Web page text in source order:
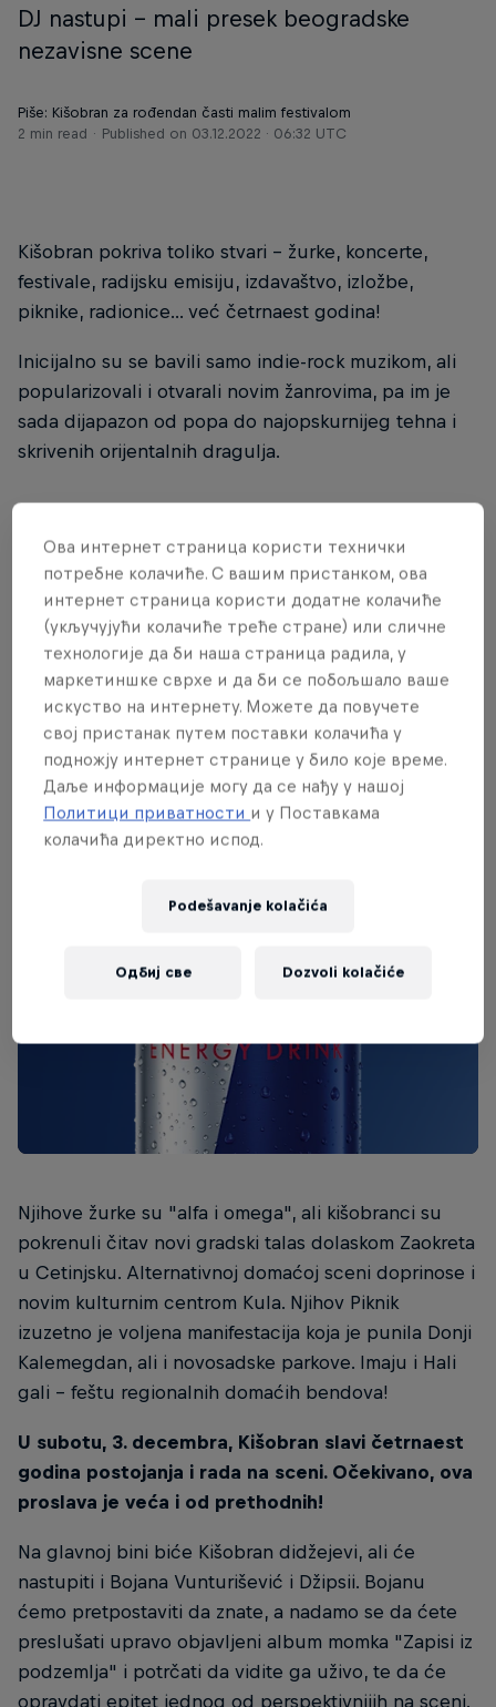
DJ nastupi - mali presek beogradske
nezavisne scene
Piše: Kišobran za rođendan časti malim festivalom
2 min read
Published on 03.12.2022 · 06:32 UTC
Kišobran pokriva toliko stvari - žurke, koncerte,
festivale, radijsku emisiju, izdavaštvo, izložbe,
piknike, radionice... već četrnaest godina!
Inicijalno su se bavili samo indie-rock muzikom, ali
popularizovali i otvarali novim žanrovima, pa im je
sada dijapazon od popa do najopskurnijeg tehna i
skrivenih orijentalnih dragulja.
THE ORIGINAL RED BULL
Red Bull Energy Drink
Saznaj više
Njihove žurke su "alfa i omega", ali kišobranci su
pokrenuli čitav novi gradski talas dolaskom Zaokreta
u Cetinjsku. Alternativnoj domaćoj sceni doprinose i
novim kulturnim centrom Kula. Njihov Piknik
izuzetno je voljena manifestacija koja je punila Donji
Kalemegdan, ali i novosadske parkove. Imaju i Hali
gali - feštu regionalnih domaćih bendova!
U subotu, 3. decembra, Kišobran slavi četrnaest
godina postojanja i rada na sceni. Očekivano, ova
proslava je veća i od prethodnih!
Na glavnoj bini biće Kišobran didžejevi, ali će
nastupiti i Bojana Vunturišević i Džipsii. Bojanu
ćemo pretpostaviti da znate, a nadamo se da ćete
preslušati upravo objavljeni album momka "Zapisi iz
podzemlja" i potrčati da vidite ga uživo, te da će
opravdati epitet jednog od perspektivnijih na sceni.
Ова интернет страница користи технички
потребне колачиће. С вашим пристанком, ова
интернет страница користи додатне колачиће
(укључујући колачиће треће стране) или сличне
технологије да би наша страница радила, у
маркетиншке сврхе и да би се побољшало ваше
искуство на интернету. Можете да повучете
свој пристанак путем поставки колачића у
подножју интернет странице у било које време.
Даље информације могу да се нађу у нашој
Политици приватности и у Поставкама
колачића директно испод.
Podešavanje kolačića
Одбиј све Dozvoli kolačiće